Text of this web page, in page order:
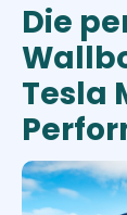
Die
Tesla